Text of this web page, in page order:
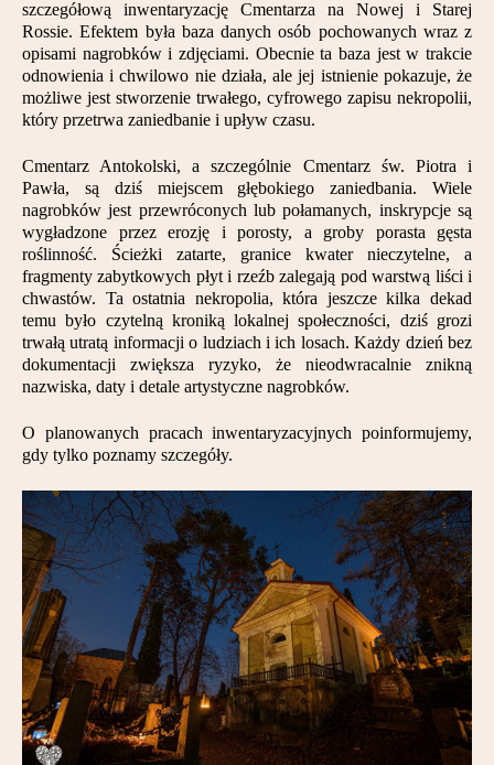
szczegółową inwentaryzację Cmentarza na Nowej i Starej
Rossie. Efektem była baza danych osób pochowanych wraz z
opisami nagrobków i zdjęciami. Obecnie ta baza jest w trakcie
odnowienia i chwilowo nie działa, ale jej istnienie pokazuje, że
możliwe jest stworzenie trwałego, cyfrowego zapisu nekropolii,
który przetrwa zaniedbanie i upływ czasu.
Cmentarz Antokolski, a szczególnie Cmentarz św. Piotra i
Pawła, są dziś miejscem głębokiego zaniedbania. Wiele
nagrobków jest przewróconych lub połamanych, inskrypcje są
wygładzone przez erozję i porosty, a groby porasta gęsta
roślinność. Ścieżki zatarte, granice kwater nieczytelne, a
fragmenty zabytkowych płyt i rzeźb zalegają pod warstwą liści i
chwastów. Ta ostatnia nekropolia, która jeszcze kilka dekad
temu było czytelną kroniką lokalnej społeczności, dziś grozi
trwałą utratą informacji o ludziach i ich losach. Każdy dzień bez
dokumentacji zwiększa ryzyko, że nieodwracalnie znikną
nazwiska, daty i detale artystyczne nagrobków.
O planowanych pracach inwentaryzacyjnych poinformujemy,
gdy tylko poznamy szczegóły.